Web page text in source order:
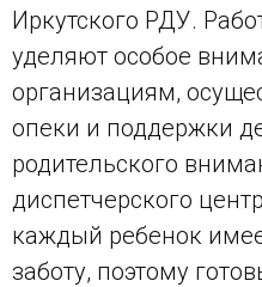
Иркутского РДУ.
уделяют особое
организациям,
опеки и поддержки
родительского
диспетчерского
каждый ребенок
заботу, поэтому